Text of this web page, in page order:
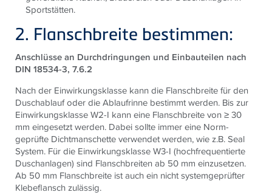
Sportstätten.
2. Flanschbreite bestimmen:
Anschlüsse an Durchdringungen und Einbauteilen nach
DIN 18534-3, 7.6.2
Nach der Einwirkungsklasse kann die Flanschbreite für den
Duschablauf oder die Ablaufrinne bestimmt werden. Bis zur
Einwirkungsklasse W2-I kann eine Flanschbreite von ≥ 30
mm eingesetzt werden. Dabei sollte immer eine Norm-
geprüfte Dichtmanschette verwendet werden, wie z.B. Seal
System. Für die Einwirkungsklasse W3-I (hochfrequentierte
Duschanlagen) sind Flanschbreiten ab 50 mm einzusetzen.
Ab 50 mm Flanschbreite ist auch ein nicht systemgeprüfter
Klebeflansch zulässig.